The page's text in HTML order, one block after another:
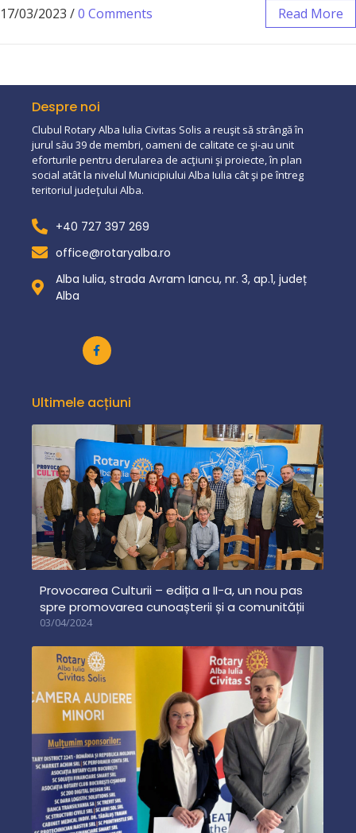
17/03/2023 /0 Comments Read More
Despre noi
Clubul Rotary Alba Iulia Civitas Solis a reuşit să strângă în
jurul său 39 de membri, oameni de calitate ce şi-au unit
eforturile pentru derularea de acţiuni şi proiecte, în plan
social atât la nivelul Municipiului Alba Iulia cât şi pe întreg
teritoriul judeţului Alba.
+40 727 397 269
office@rotaryalba.ro
Alba Iulia, strada Avram Iancu, nr. 3, ap.1, județ
Alba
Ultimele acțiuni
Provocarea Culturii – ediția a II-a, un nou pas
spre promovarea cunoașterii și a comunității
03/04/2024